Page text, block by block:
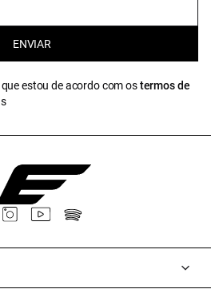
ENVIAR
estou de acordo com ostermos de